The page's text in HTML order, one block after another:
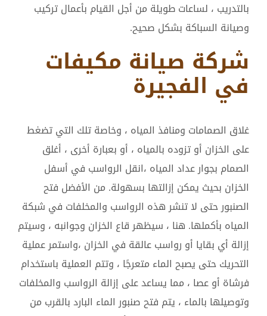
بالتدريب ، لساعات طويلة من أجل القيام بأعمال تركيب
وصيانة السباكة بشكل صحيح.
شركة صيانة مكيفات
في الفجيرة
غلاق الصمامات ومنافذ المياه ، وخاصة تلك التي تضغط
على الخزان أو تزوده بالمياه ، أو بعبارة أخرى ، أغلق
الصمام بجوار عداد المياه ،انقل الرواسب في أسفل
الخزان بحيث يمكن إزالتها بسهولة. من الأفضل فتح
الصنبور حتى لا تنشر هذه الرواسب والمخلفات في شبكة
المياه بأكملها. هنا ، سيظهر قاع الخزان وجوانبه ، وسيتم
إزالة أي بقايا أو رواسب عالقة في الخزان ،واستمر عملية
التحريك حتى يصبح الماء متعرجًا ، وتتم العملية باستخدام
فرشاة أو عصا ، مما يساعد على إزالة الرواسب والمخلفات
وتوصيلها بالماء ، يتم فتح صنبور الماء البارد بالقرب من